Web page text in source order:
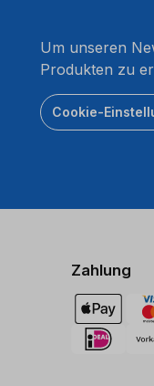
Um unseren
Produkten zu
Cookie-
Zahlung